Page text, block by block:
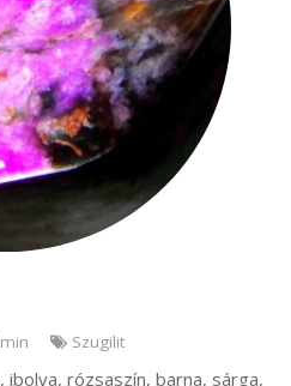
Szugilit
ibolya, rózsaszín, barna, sárga,